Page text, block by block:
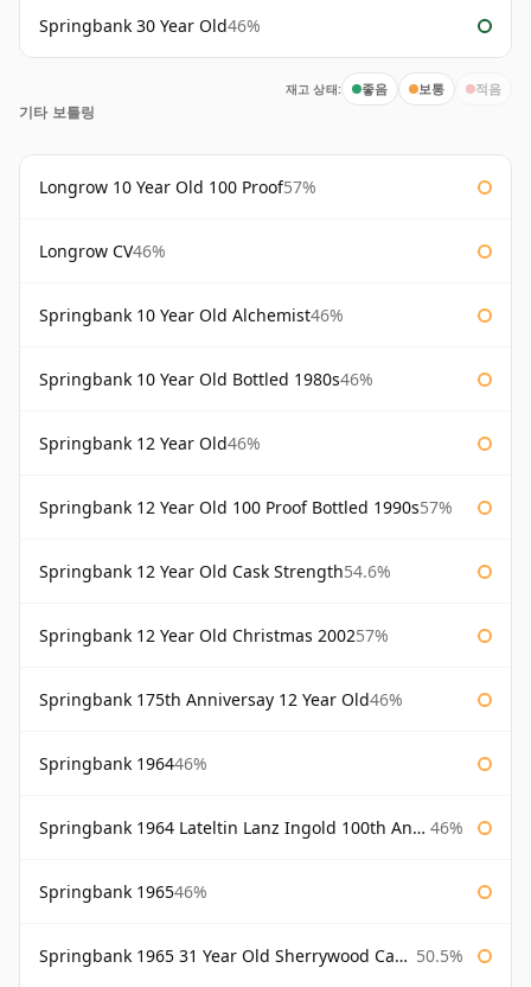
Springbank 30 Year Old46%
재고 상태: 좋음 보통 적음
기타 보틀링
Longrow 10 Year Old 100 Proof57%
Longrow CV46%
Springbank 10 Year Old Alchemist46%
Springbank 10 Year Old Bottled 1980s46%
Springbank 12 Year Old46%
Springbank 12 Year Old 100 Proof Bottled 1990s57%
Springbank 12 Year Old Cask Strength54.6%
Springbank 12 Year Old Christmas 200257%
Springbank 175th Anniversay 12 Year Old46%
Springbank 196446%
Springbank 1964 Lateltin Lanz Ingold 100th Anniversary 46%
Springbank 196546%
Springbank 1965 31 Year Old Sherrywood Cadenhead's 50.5%